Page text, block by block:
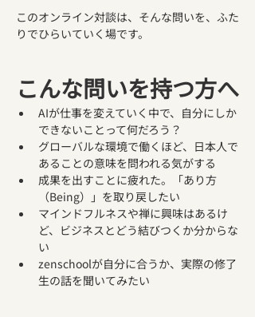
このオンライン対談は、そんな問いを、ふた
りでひらいていく場です。
こんな問いを持つ方へ
AIが仕事を変えていく中で、自分にしか
できないことって何だろう？
グローバルな環境で働くほど、日本人で
あることの意味を問われる気がする
成果を出すことに疲れた。「あり方
（Being）」を取り戻したい
マインドフルネスや禅に興味はあるけ
ど、ビジネスとどう結びつくか分からな
い
zenschoolが自分に合うか、実際の修了
生の話を聞いてみたい